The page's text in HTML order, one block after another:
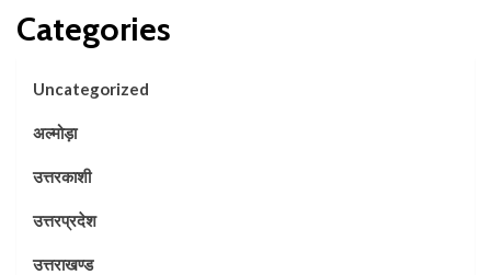
Categories
Uncategorized
अल्मोड़ा
उत्तरकाशी
उत्तरप्रदेश
उत्तराखण्ड